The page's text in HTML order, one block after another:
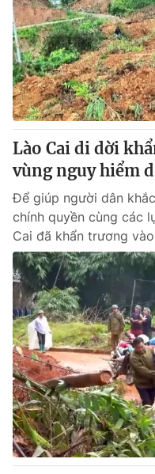
Lào Cai di dời
vùng nguy hiểm
Để giúp người dân
chính quyền cùng các
Cai đã khẩn trương